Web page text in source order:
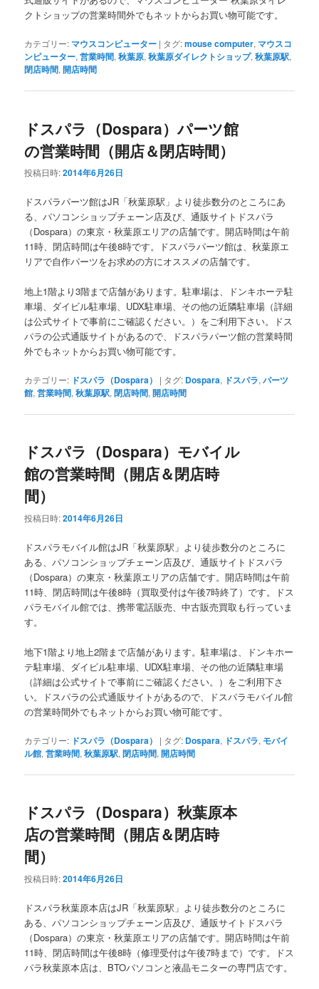
クトショップの営業時間外でもネットからお買い物可能です。
カテゴリー: マウスコンピューター | タグ:mouse computer, マウスコ
ンピューター,営業時間,秋葉原,秋葉原ダイレクトショップ,秋葉原駅,
閉店時間,開店時間
ドスパラ（Dospara）パーツ館
の営業時間（開店＆閉店時間）
投稿日時:2014年6月26日
ドスパラパーツ館はJR「秋葉原駅」より徒歩数分のところにあ
る、パソコンショップチェーン店及び、通販サイトドスパラ
（Dospara）の東京・秋葉原エリアの店舗です。開店時間は午前
11時、閉店時間は午後8時です。ドスパラパーツ館は、秋葉原エ
リアで自作パーツをお求めの方にオススメの店舗です。
地上1階より3階まで店舗があります。駐車場は、ドンキホーテ駐
車場、ダイビル駐車場、UDX駐車場、その他の近隣駐車場（詳細
は公式サイトで事前にご確認ください。）をご利用下さい。ドス
パラの公式通販サイトがあるので、ドスパラパーツ館の営業時間
外でもネットからお買い物可能です。
カテゴリー: ドスパラ（Dospara） | タグ: Dospara, ドスパラ,パーツ
館,営業時間,秋葉原駅,閉店時間,開店時間
ドスパラ（Dospara）モバイル
館の営業時間（開店＆閉店時
間）
投稿日時:2014年6月26日
ドスパラモバイル館はJR「秋葉原駅」より徒歩数分のところに
ある、パソコンショップチェーン店及び、通販サイトドスパラ
（Dospara）の東京・秋葉原エリアの店舗です。開店時間は午前
11時、閉店時間は午後8時（買取受付は午後7時終了）です。ドス
パラモバイル館では、携帯電話販売、中古販売買取も行っていま
す。
地下1階より地上2階まで店舗があります。駐車場は、ドンキホー
テ駐車場、ダイビル駐車場、UDX駐車場、その他の近隣駐車場
（詳細は公式サイトで事前にご確認ください。）をご利用下さ
い。ドスパラの公式通販サイトがあるので、ドスパラモバイル館
の営業時間外でもネットからお買い物可能です。
カテゴリー: ドスパラ（Dospara） | タグ: Dospara, ドスパラ, モバイ
ル館,営業時間,秋葉原駅,閉店時間,開店時間
ドスパラ（Dospara）秋葉原本
店の営業時間（開店＆閉店時
間）
投稿日時:2014年6月26日
ドスパラ秋葉原本店はJR「秋葉原駅」より徒歩数分のところに
ある、パソコンショップチェーン店及び、通販サイトドスパラ
（Dospara）の東京・秋葉原エリアの店舗です。開店時間は午前
11時、閉店時間は午後8時（修理受付は午後7時まで）です。ドス
パラ秋葉原本店は、BTOパソコンと液晶モニターの専門店です。